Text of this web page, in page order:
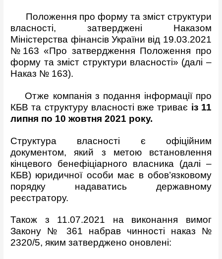
Положення про форму та зміст структури
власності, затверджені Наказом
Міністерства фінансів України від 19.03.2021
№163 «Про затвердження Положення про
форму та зміст структури власності» (далі –
Наказ № 163).
Отже компанія з подання інформації про
КБВ та структуру власності вже триває із 11
липня по 10 жовтня 2021 року.
Структура власності є офіційним
документом, який з метою встановлення
кінцевого бенефіціарного власника (далі –
КБВ) юридичної особи має в обов’язковому
порядку надаватись державному
реєстратору.
Також з 11.07.2021 на виконання вимог
Закону № 361 набрав чинності наказ №
2320/5, яким затверджено оновлені: